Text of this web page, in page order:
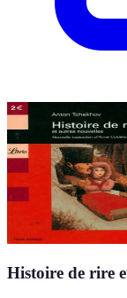
Histoire de rire